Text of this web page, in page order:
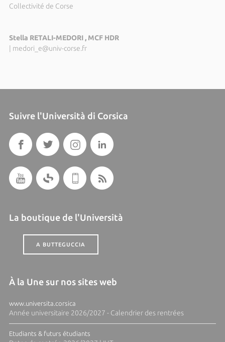
Collectivité de Corse
Stella RETALI-MEDORI , MCF HDR
| medori_e@univ-corse.fr
Suivre l'Università di Corsica
La boutique de l'Università
A BUTTEGUCCIA
À la Une sur nos sites web
www.universita.corsica
Année universitaire 2026/2027 - Calendrier des rentrées
Etudiants & futurs étudiants